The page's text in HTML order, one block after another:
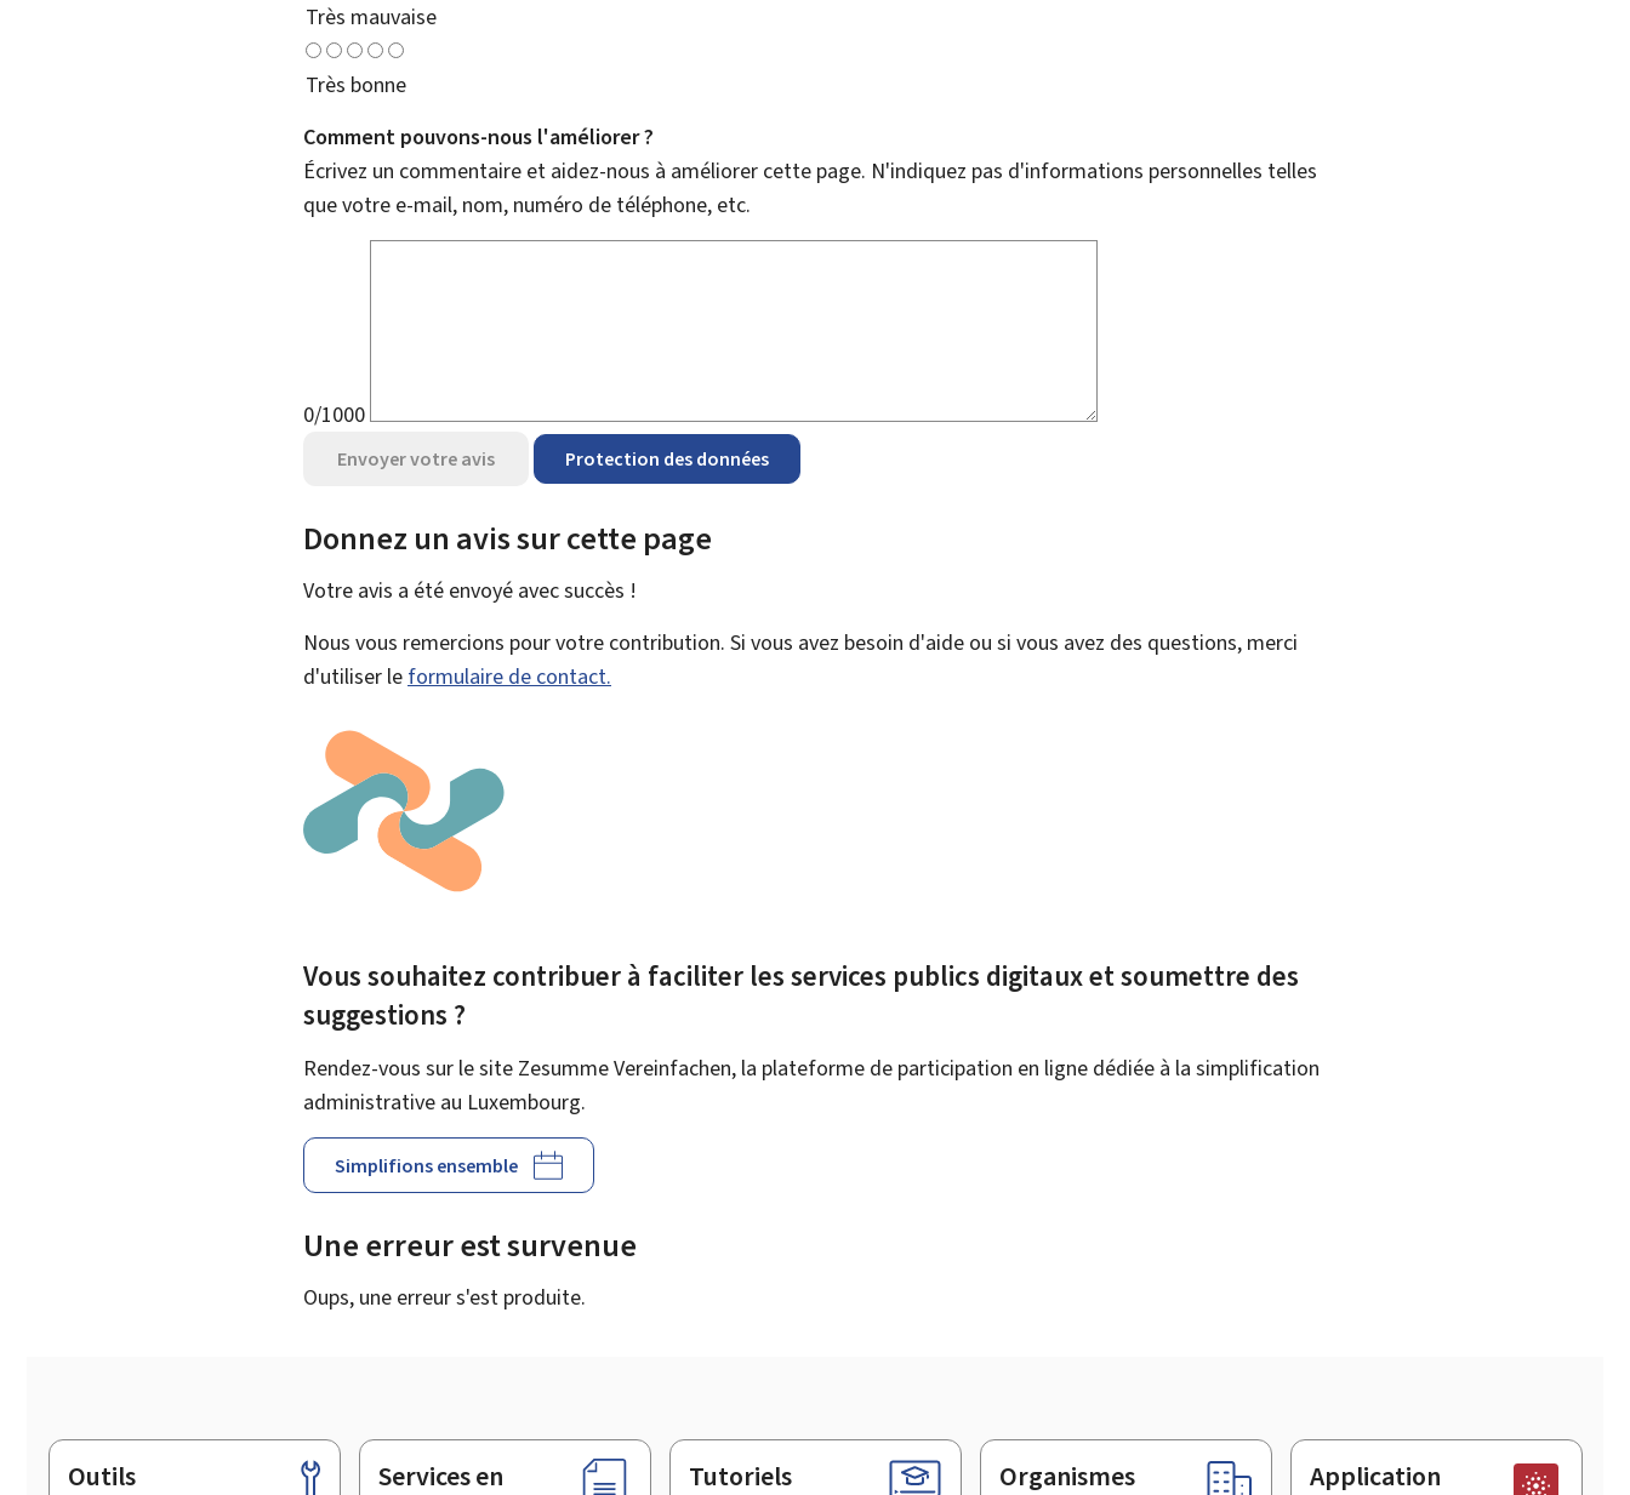
Très mauvaise
Très bonne
Comment pouvons-nous l'améliorer ?
Écrivez un commentaire et aidez-nous à améliorer cette page. N'indiquez pas d'informations personnelles telles
que votre e-mail, nom, numéro de téléphone, etc.
0/1000
Envoyer votre avis Protection des données
Donnez un avis sur cette page
Votre avis a été envoyé avecsuccès !
Nous vous remercions pour votre contribution. Si vous avez besoin d'aide ou si vous avez des questions, merci
d'utiliser le formulaire de contact.
Vous souhaitez contribuer à faciliter les services publics digitaux et soumettre des
suggestions ?
Rendez-vous sur le site Zesumme Vereinfachen, la plateforme de participation en ligne dédiée à la simplification
administrative au Luxembourg.
Simplifions ensemble
Une erreur est survenue
Oups, une erreur s'est produite.
Pied
Outils
Services en
Tutoriels Organismes
Application